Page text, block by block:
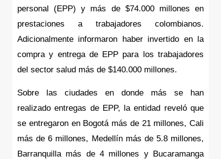
personal (EPP) y más de $74.000 millones en
prestaciones a trabajadores colombianos.
Adicionalmente informaron haber invertido en la
compra y entrega de EPP para los trabajadores
del sector salud más de $140.000 millones.
Sobre las ciudades en donde más se han
realizado entregas de EPP, la entidad reveló que
se entregaron en Bogotá más de 21 millones, Cali
más de 6 millones, Medellín más de 5.8 millones,
Barranquilla más de 4 millones y Bucaramanga